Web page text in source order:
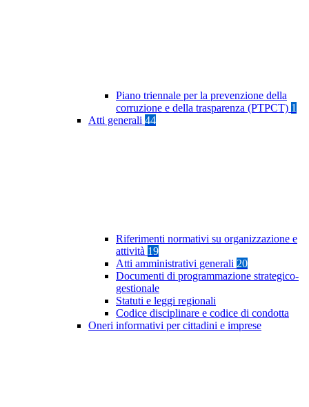
Piano triennale per la prevenzione della
corruzione e della trasparenza (PTPCT) 1
Atti generali 44
Riferimenti normativi su organizzazione e
attività 19
Atti amministrativi generali 20
Documenti di programmazione strategico-
gestionale
Statuti e leggi regionali
Codice disciplinare e codice di condotta
Oneri informativi per cittadini e imprese